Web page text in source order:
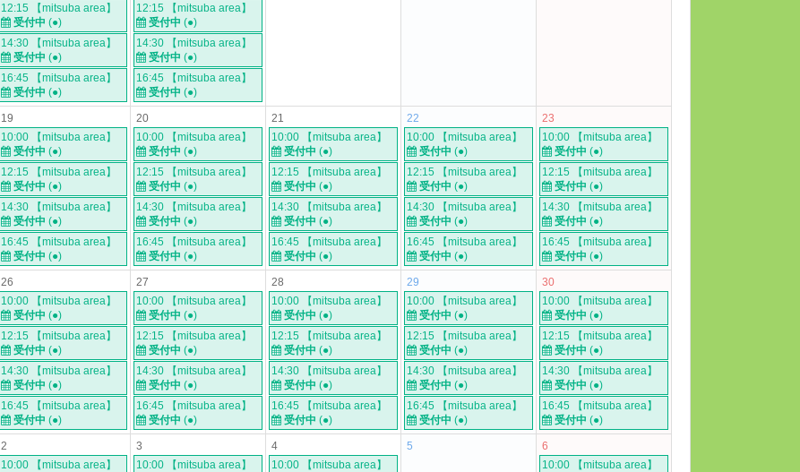
12:15 【mitsuba area】
受付中 (●)
14:30 【mitsuba area】
受付中 (●)
16:45 【mitsuba area】
受付中 (●)
12:15 【mitsuba area】
受付中 (●)
14:30 【mitsuba area】
受付中 (●)
16:45 【mitsuba area】
受付中 (●)
19
10:00 【mitsuba area】
受付中 (●)
12:15 【mitsuba area】
受付中 (●)
14:30 【mitsuba area】
受付中 (●)
16:45 【mitsuba area】
受付中 (●)
20
10:00 【mitsuba area】
受付中 (●)
12:15 【mitsuba area】
受付中 (●)
14:30 【mitsuba area】
受付中 (●)
16:45 【mitsuba area】
受付中 (●)
21
10:00 【mitsuba area】
受付中 (●)
12:15 【mitsuba area】
受付中 (●)
14:30 【mitsuba area】
受付中 (●)
16:45 【mitsuba area】
受付中 (●)
22
10:00 【mitsuba area】
受付中 (●)
12:15 【mitsuba area】
受付中 (●)
14:30 【mitsuba area】
受付中 (●)
16:45 【mitsuba area】
受付中 (●)
23
10:00 【mitsuba area】
受付中 (●)
12:15 【mitsuba area】
受付中 (●)
14:30 【mitsuba area】
受付中 (●)
16:45 【mitsuba area】
受付中 (●)
26
10:00 【mitsuba area】
受付中 (●)
12:15 【mitsuba area】
受付中 (●)
14:30 【mitsuba area】
受付中 (●)
16:45 【mitsuba area】
受付中 (●)
27
10:00 【mitsuba area】
受付中 (●)
12:15 【mitsuba area】
受付中 (●)
14:30 【mitsuba area】
受付中 (●)
16:45 【mitsuba area】
受付中 (●)
28
10:00 【mitsuba area】
受付中 (●)
12:15 【mitsuba area】
受付中 (●)
14:30 【mitsuba area】
受付中 (●)
16:45 【mitsuba area】
受付中 (●)
29
10:00 【mitsuba area】
受付中 (●)
12:15 【mitsuba area】
受付中 (●)
14:30 【mitsuba area】
受付中 (●)
16:45 【mitsuba area】
受付中 (●)
30
10:00 【mitsuba area】
受付中 (●)
12:15 【mitsuba area】
受付中 (●)
14:30 【mitsuba area】
受付中 (●)
16:45 【mitsuba area】
受付中 (●)
2
10:00 【mitsuba area】
3
10:00 【mitsuba area】
4
10:00 【mitsuba area】
5
6
10:00 【mitsuba area】